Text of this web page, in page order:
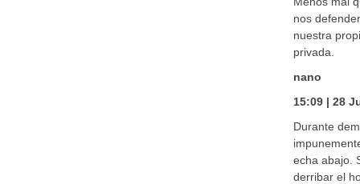
nos
nuestra
privada.
nano
15:09 | 28
Durante
echa abajo.
derribar el